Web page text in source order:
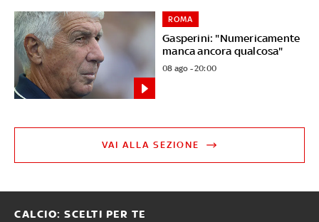
Gasperini: "Numericamente
manca ancora qualcosa"
ROMA
08 ago - 20:00
VAI ALLA SEZIONE
CALCIO: SCELTI PER TE